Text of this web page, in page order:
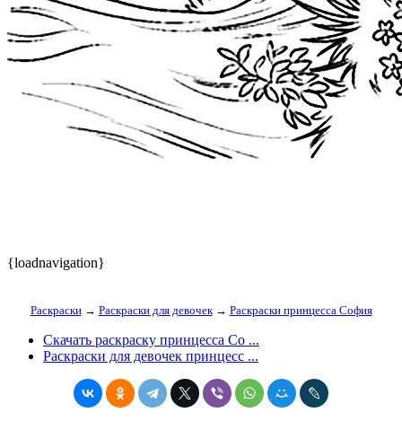
{loadnavigation}
Раскраски→ Раскраски для девочек→ Раскраски принцесса София
Скачать раскраску принцесса Со ...
Раскраски для девочек принцесс ...